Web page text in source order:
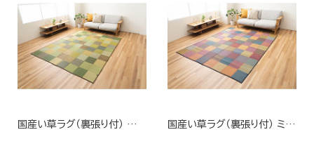
国産い草ラグ（裏張り付） グリーン 国産い草ラグ（裏張り付） ミックス